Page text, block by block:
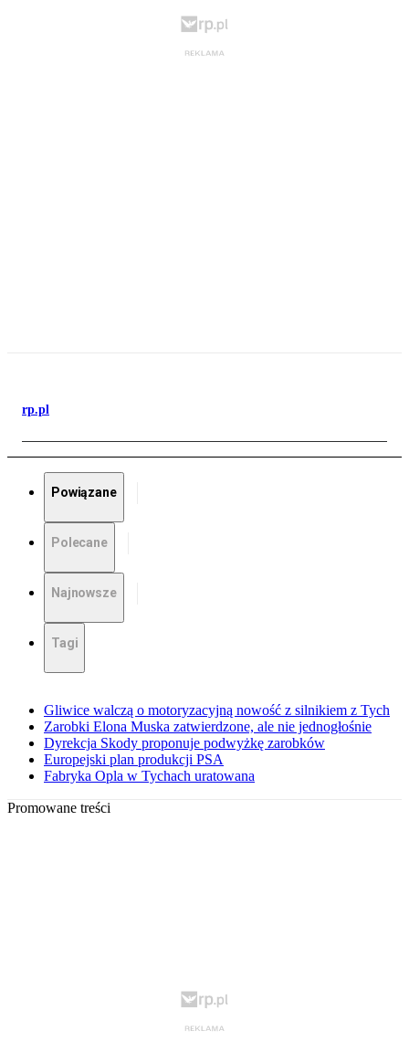
rp.pl
Powiązane
Polecane
Najnowsze
Tagi
Gliwice walczą o motoryzacyjną nowość z silnikiem z Tych
Zarobki Elona Muska zatwierdzone, ale nie jednogłośnie
Dyrekcja Skody proponuje podwyżkę zarobków
Europejski plan produkcji PSA
Fabryka Opla w Tychach uratowana
Promowane treści